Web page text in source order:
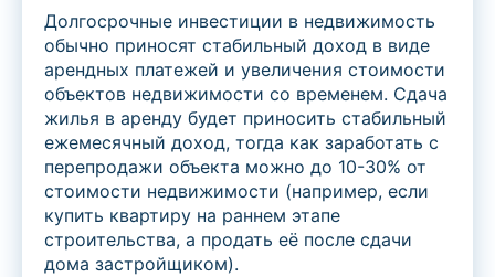
Долгосрочные инвестиции в недвижимость
обычно приносят стабильный доход в виде
арендных платежей и увеличения стоимости
объектов недвижимости со временем. Сдача
жилья в аренду будет приносить стабильный
ежемесячный доход, тогда как заработать с
перепродажи объекта можно до 10-30% от
стоимости недвижимости (например, если
купить квартиру на раннем этапе
строительства, а продать её после сдачи
дома застройщиком).